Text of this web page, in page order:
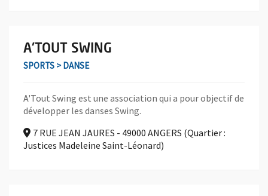
A'TOUT SWING
SPORTS > DANSE
A'Tout Swing est une association qui a pour objectif de
développer les danses Swing.
7 RUE JEAN JAURES - 49000 ANGERS (Quartier :
Justices Madeleine Saint-Léonard)